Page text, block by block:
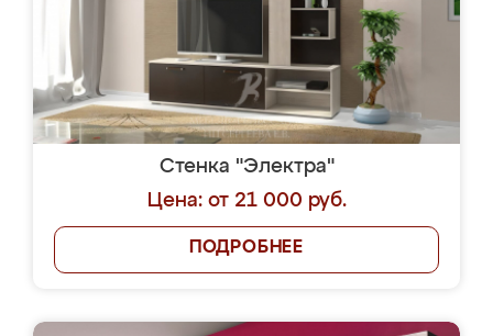
Стенка "Электра"
Цена: от 21 000 руб.
ПОДРОБНЕЕ